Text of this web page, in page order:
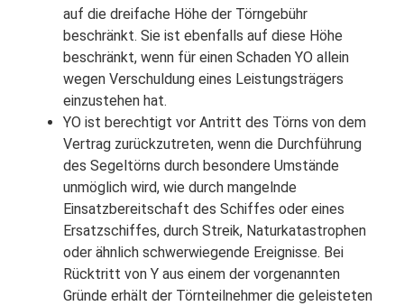
auf die dreifache Höhe der Törngebühr
beschränkt. Sie ist ebenfalls auf diese Höhe
beschränkt, wenn für einen Schaden YO allein
wegen Verschuldung eines Leistungsträgers
einzustehen hat.
YO ist berechtigt vor Antritt des Törns von dem
Vertrag zurückzutreten, wenn die Durchführung
des Segeltörns durch besondere Umstände
unmöglich wird, wie durch mangelnde
Einsatzbereitschaft des Schiffes oder eines
Ersatzschiffes, durch Streik, Naturkatastrophen
oder ähnlich schwerwiegende Ereignisse. Bei
Rücktritt von Y aus einem der vorgenannten
Gründe erhält der Törnteilnehmer die geleisteten